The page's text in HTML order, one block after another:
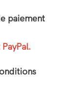
paiement